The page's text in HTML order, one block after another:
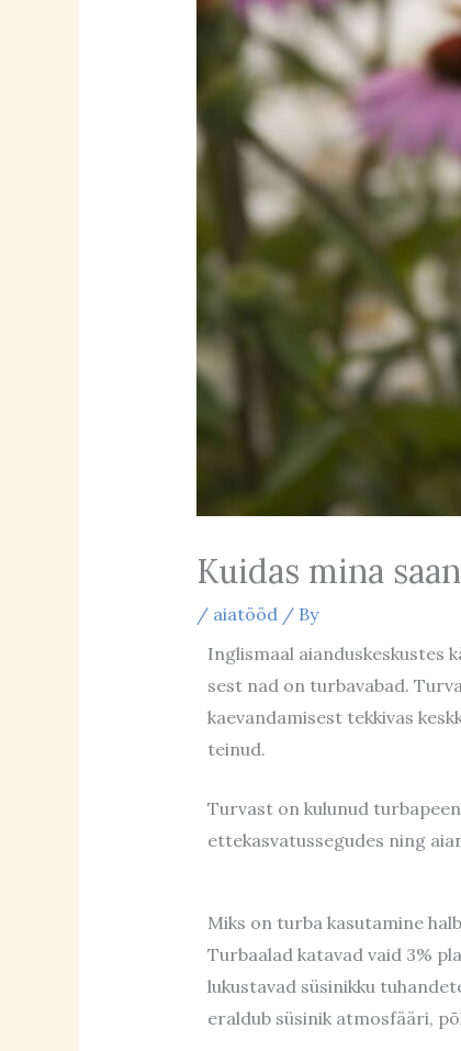
Kuidas mina
/ aiatööd / By
Inglismaal aianduskeskustes
sest nad on turbavabad.
kaevandamisest tekkivas
teinud.
Turvast on kulunud
ettekasvatussegudes ning
Miks on turba kasutamine
Turbaalad katavad vaid 3%
lukustavad süsinikku
eraldub süsinik atmosfääri,